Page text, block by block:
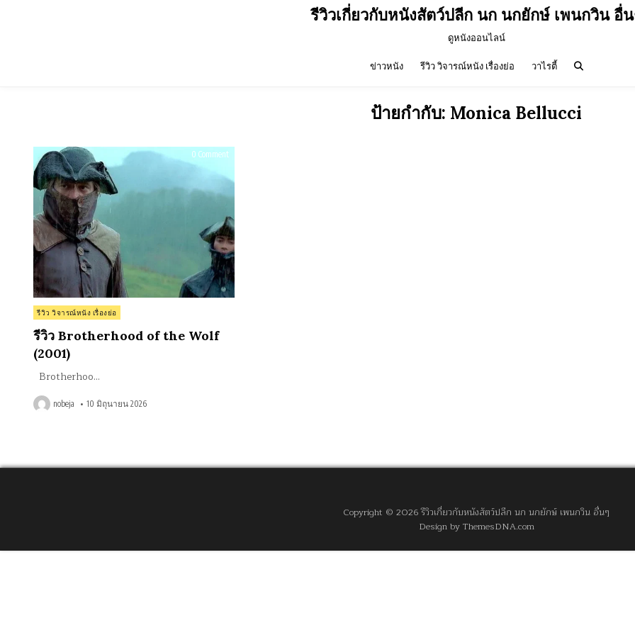
รีวิวเกี่ยวกับหนังสัตว์ปลีก นก นกยักษ์ เพนกวิน อื่
ดูหนังออนไลน์
ข่าวหนัง รีวิว วิจารณ์หนัง เรื่องย่อ วาไรตี้
ป้ายกำกับ: Monica Bellucci
0 Commenton
of
Wolf
Posted
in
รีวิว วิจารณ์หนัง เรื่องย่อ
รีวิว Brotherhood of the Wolf
(2001)
Brotherhoo…
nobeja 10 มิถุนายน 2026
Copyright © 2026 รีวิวเกี่ยวกับหนังสัตว์ปลีก นก นกยักษ์ เพนกวิน อื่นๆ
Design by ThemesDNA.com